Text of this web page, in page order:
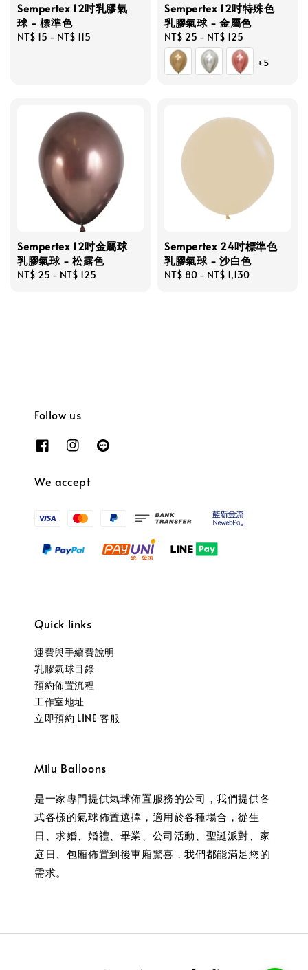
Sempertex 12吋乳膠氣
球 - 標準色
Regular
NT$ 15 - NT$ 115
Sempertex 12吋特殊色
乳膠氣球 - 金屬色
Regular
price
NT$ 25 - NT$ 125
+5
Sempertex 12吋金屬球
乳膠氣球 - 松露色
Regular
NT$ 25 - NT$ 125
Sempertex 24吋標準色
乳膠氣球 - 沙白色
Regular
NT$ 80 - NT$ 1,130
Follow us
We accept
Quick links
運費與手續費說明
乳膠氣球目錄
預約佈置流程
工作室地址
立即預約 LINE 客服
Milu Balloons
是一家專門提供氣球佈置服務的公司，我們提供各
式各樣的氣球佈置選擇，適用於各種場合，從生
日、求婚、婚禮、畢業、公司活動、聖誕派對、家
庭日、包廂佈置到後車廂驚喜，我們都能滿足您的
需求。